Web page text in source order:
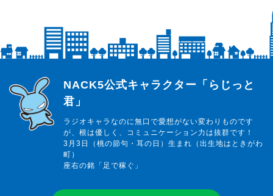
らじっと君
NACK5公式キャラクター「らじっと
君」
ラジオキャラなのに無口で愛想がない変わりものです
が、根は優しく、コミュニケーション力は抜群です！
3月3日（桃の節句・耳の日）生まれ（出生地はときがわ
町）
座右の銘「足で稼ぐ」